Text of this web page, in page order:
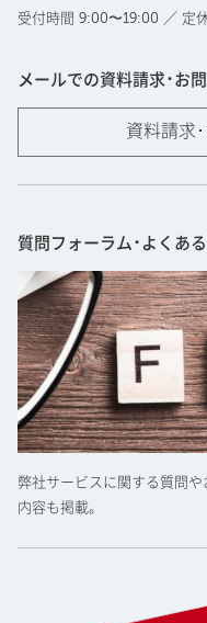
受付時間 9:00〜19:00 ／ 定
メールでの資料請求･お
資料請求
質問フォーラム･よくあ
弊社サービスに関する質問
内容も掲載。